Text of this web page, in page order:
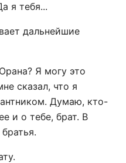
я тебя...
дальнейшие
Я могу это
сказал, что я
Думаю, кто-
и о тебе, брат. В